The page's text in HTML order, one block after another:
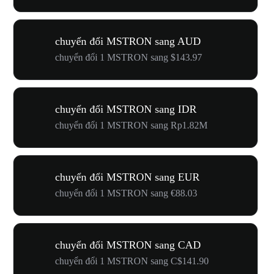
chuyển đổi MSTRON sang AUD
chuyển đổi 1 MSTRON sang $143.97
chuyển đổi MSTRON sang IDR
chuyển đổi 1 MSTRON sang Rp1.82M
chuyển đổi MSTRON sang EUR
chuyển đổi 1 MSTRON sang €88.03
chuyển đổi MSTRON sang CAD
chuyển đổi 1 MSTRON sang C$141.90